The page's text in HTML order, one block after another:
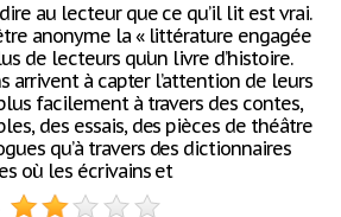
au lecteur que ce qu’il lit est vrai.
anonyme la « littérature engagée
de lecteurs qu’un livre d’histoire.
arrivent à capter l’attention de leurs
facilement à travers des contes,
des essais, des pièces de théâtre
qu’à travers des dictionnaires
où les écrivains et